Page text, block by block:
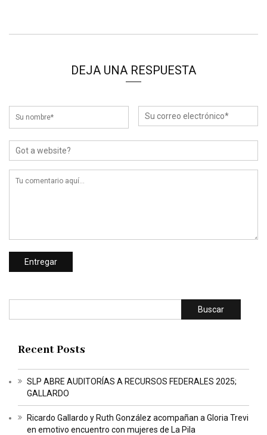
DEJA UNA RESPUESTA
Buscar
Recent Posts
SLP ABRE AUDITORÍAS A RECURSOS FEDERALES 2025;
GALLARDO
Ricardo Gallardo y Ruth González acompañan a Gloria Trevi
en emotivo encuentro con mujeres de La Pila